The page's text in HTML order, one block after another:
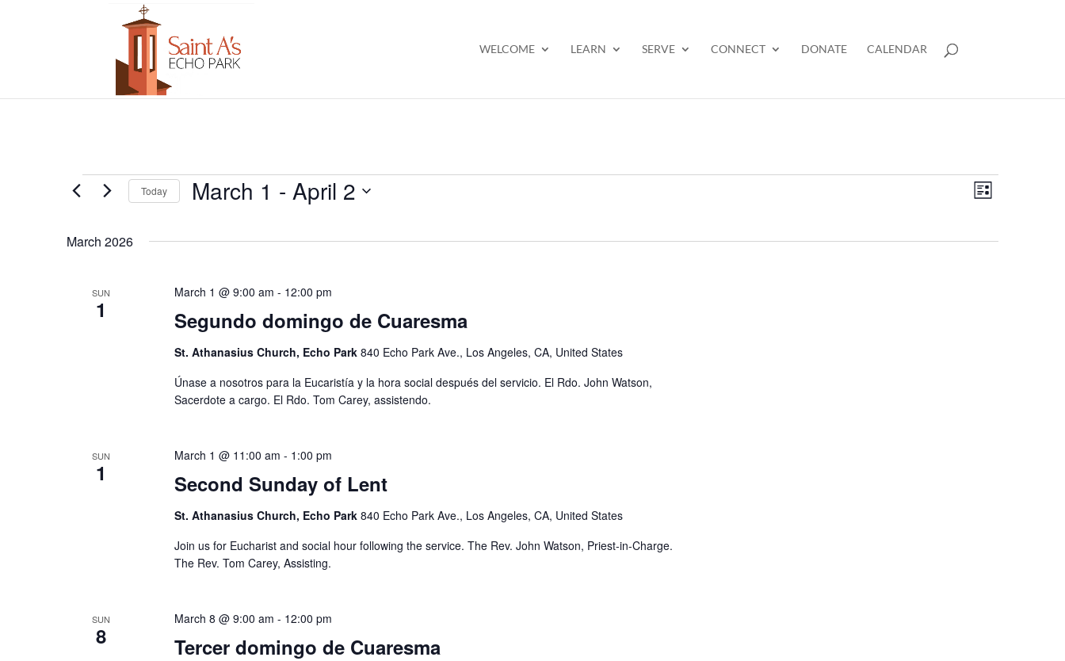
WELCOME LEARN SERVE CONNECT DONATE CALENDAR
Events
Views
Navigation
Event
Views
List
Today March 1 - April 2
March 2026
SUN
1 Segundo domingo de Cuaresma
March 1 @ 9:00 am - 12:00 pm
St. Athanasius Church, Echo Park 840 Echo Park Ave., Los Angeles, CA, United States
Únase a nosotros para la Eucaristía y la hora social después del servicio. El Rdo. John Watson,
Sacerdote a cargo. El Rdo. Tom Carey, assistendo.
SUN
1 Second Sunday of Lent
March 1 @ 11:00 am - 1:00 pm
St. Athanasius Church, Echo Park 840 Echo Park Ave., Los Angeles, CA, United States
Join us for Eucharist and social hour following the service. The Rev. John Watson, Priest-in-Charge.
The Rev. Tom Carey, Assisting.
SUN
8 Tercer domingo de Cuaresma
March 8 @ 9:00 am - 12:00 pm